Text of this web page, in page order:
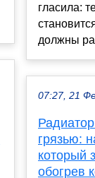
гласила:
должны
07:27, 21
грязью:
который
обогрев